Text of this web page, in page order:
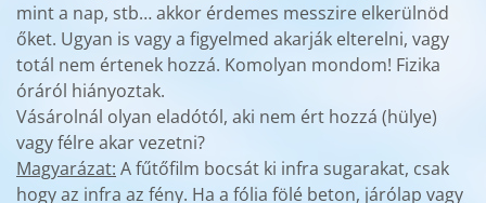
mint a nap, stb… akkor érdemes messzire elkerülnöd
őket. Ugyan is vagy a figyelmed akarják elterelni, vagy
totál nem értenek hozzá. Komolyan mondom! Fizika
óráról hiányoztak.
Vásárolnál olyan eladótól, aki nem ért hozzá (hülye)
vagy félre akar vezetni?
Magyarázat: A fűtőfilm bocsát ki infra sugarakat, csak
hogy az infra az fény. Ha a fólia fölé beton, járólap vagy